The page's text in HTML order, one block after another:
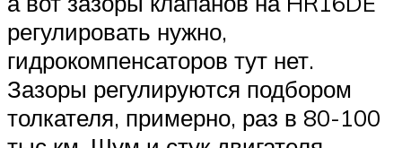
регулировать нужно,
гидрокомпенсаторов тут нет.
Зазоры регулируются подбором
толкателя, примерно, раз в 80-100